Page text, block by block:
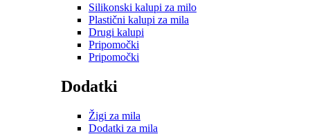
Silikonski kalupi za milo
Plastični kalupi za mila
Drugi kalupi
Pripomočki
Pripomočki
Dodatki
Žigi za mila
Dodatki za mila